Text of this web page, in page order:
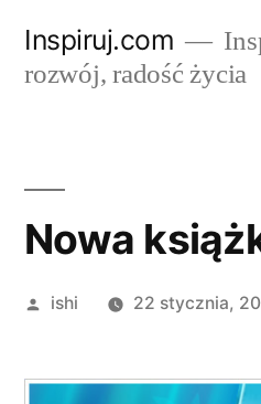
Inspiruj.com
rozwój, radość życia
Nowa
Opublikowane
ishi 22 stycznia,